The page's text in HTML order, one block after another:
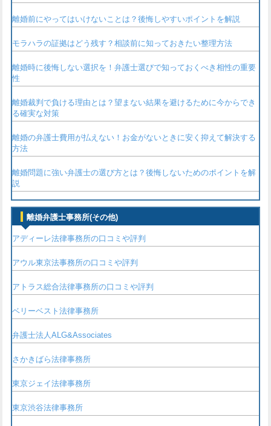
離婚前にやってはいけないことは？後悔しやすいポイントを解説
モラハラの証拠はどう残す？相談前に知っておきたい整理方法
離婚時に後悔しない選択を！弁護士選びで知っておくべき相性の重要
性
離婚裁判で負ける理由とは？望まない結果を避けるために今からでき
る確実な対策
離婚の弁護士費用が払えない！お金がないときに安く抑えて解決する
方法
離婚問題に強い弁護士の選び方とは？後悔しないためのポイントを解
説
離婚弁護士事務所(その他)
アディーレ法律事務所の口コミや評判
アウル東京法事務所の口コミや評判
アトラス総合法律事務所の口コミや評判
ベリーベスト法律事務所
弁護士法人ALG&Associates
さかきばら法律事務所
東京ジェイ法律事務所
東京渋谷法律事務所